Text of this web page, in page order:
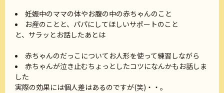
妊娠中のママの体やお腹の中の赤ちゃんのこと
お産のことと、パパにしてほしいサポートのこと
と、サラッとお話したあとは
赤ちゃんのだっこについてお人形を使って練習しながら
赤ちゃんが泣き止むちょっとしたコツになんかもお話しま
した
実際の効果には個人差はあるのですが(笑)・・。